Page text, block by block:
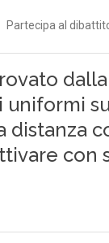
Partecipa al
distanza
con